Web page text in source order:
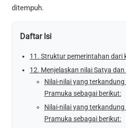
ditempuh.
Daftar Isi
11. Struktur pemerintahan dari
12. Menjelaskan nilai Satya
Nilai-nilai yang terkandung
Pramuka sebagai berikut:
Nilai-nilai yang
Pramuka sebagai berikut: